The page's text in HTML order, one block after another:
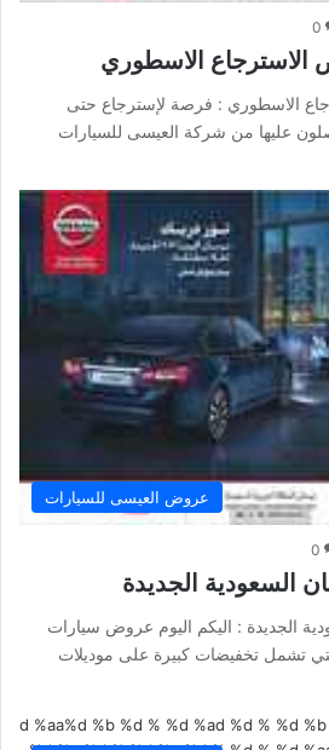
0
الاسترجاع الاسطوري
الاسطوري : فرصة لإسترجاع حتى
عليها من شركة العيسى للسيارات
عروض العيسى للسيارات
0
السعودية الجديدة
الجديدة : اليكم اليوم عروض سيارات
تشمل تخفيضات كبيرة على موديلات